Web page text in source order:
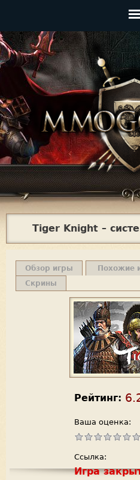
Главное
меню
Jump to
Tiger Knight –
Обзор игры Похожие
Скрины
Рейтинг:
Ваша оценка:
Ссылка:
Игра